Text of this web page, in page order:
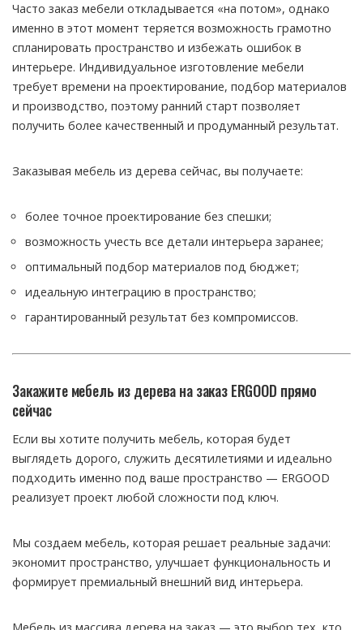
Часто заказ мебели откладывается «на потом», однако
именно в этот момент теряется возможность грамотно
спланировать пространство и избежать ошибок в
интерьере. Индивидуальное изготовление мебели
требует времени на проектирование, подбор материалов
и производство, поэтому ранний старт позволяет
получить более качественный и продуманный результат.
Заказывая мебель из дерева сейчас, вы получаете:
более точное проектирование без спешки;
возможность учесть все детали интерьера заранее;
оптимальный подбор материалов под бюджет;
идеальную интеграцию в пространство;
гарантированный результат без компромиссов.
Закажите мебель из дерева на заказ ERGOOD прямо
сейчас
Если вы хотите получить мебель, которая будет
выглядеть дорого, служить десятилетиями и идеально
подходить именно под ваше пространство — ERGOOD
реализует проект любой сложности под ключ.
Мы создаем мебель, которая решает реальные задачи:
экономит пространство, улучшает функциональность и
формирует премиальный внешний вид интерьера.